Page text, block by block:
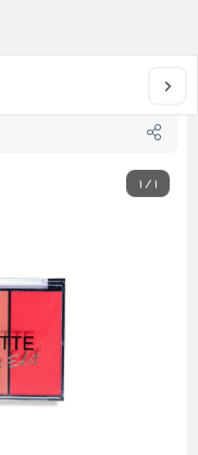
خانه
1/1